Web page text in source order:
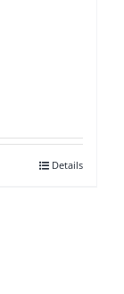
Details